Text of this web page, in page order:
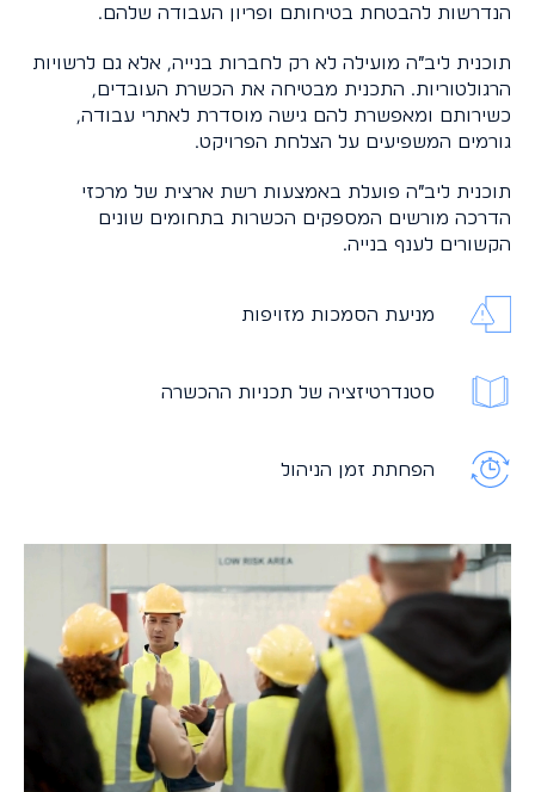
הנדרשות להבטחת בטיחותם ופריון העבודה שלהם.
תוכנית ליב״ה מועילה לא רק לחברות בנייה, אלא גם לרשויות
הרגולטוריות. התכנית מבטיחה את הכשרת העובדים,
כשירותם ומאפשרת להם גישה מוסדרת לאתרי עבודה,
גורמים המשפיעים על הצלחת הפרויקט.
תוכנית ליב״ה פועלת באמצעות רשת ארצית של מרכזי
הדרכה מורשים המספקים הכשרות בתחומים שונים
הקשורים לענף בנייה.
מניעת הסמכות מזויפות
סטנדרטיזציה של תכניות ההכשרה
הפחתת זמן הניהול